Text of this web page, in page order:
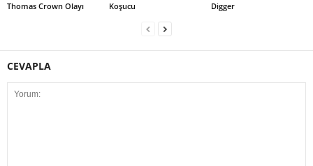
Thomas Crown Olayı Koşucu Digger
CEVAPLA